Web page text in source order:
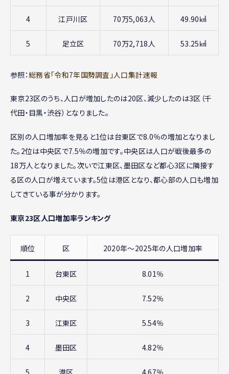
4 江戸川区 70万5,063人 49.90㎢
5 足立区 70万2,718人 53.25㎢
参照：総務省「令和7年国勢調査」人口集計速報
東京23区のうち、人口が増加したのは20区、減少したのは3区（千
代田・目黒・渋谷）となりました。
区別の人口増加率を見ると1位は台東区で8.0％の増加となりまし
た。2位は中央区で7.5％の増加です。中央区は人口が戦後最多の
18万人となりました。次いで江東区、墨田区など都心3区に隣接す
る区の人口が増えています。5位は港区となり、都心部の人口も増加
してきている事が分かります。
東京23区人口増加率ランキング
順位 区 2020年〜2025年の人口増加率
1 台東区 8.01％
2 中央区 7.52％
3 江東区 5.54％
4 墨田区 4.82％
5 港区 4.67％